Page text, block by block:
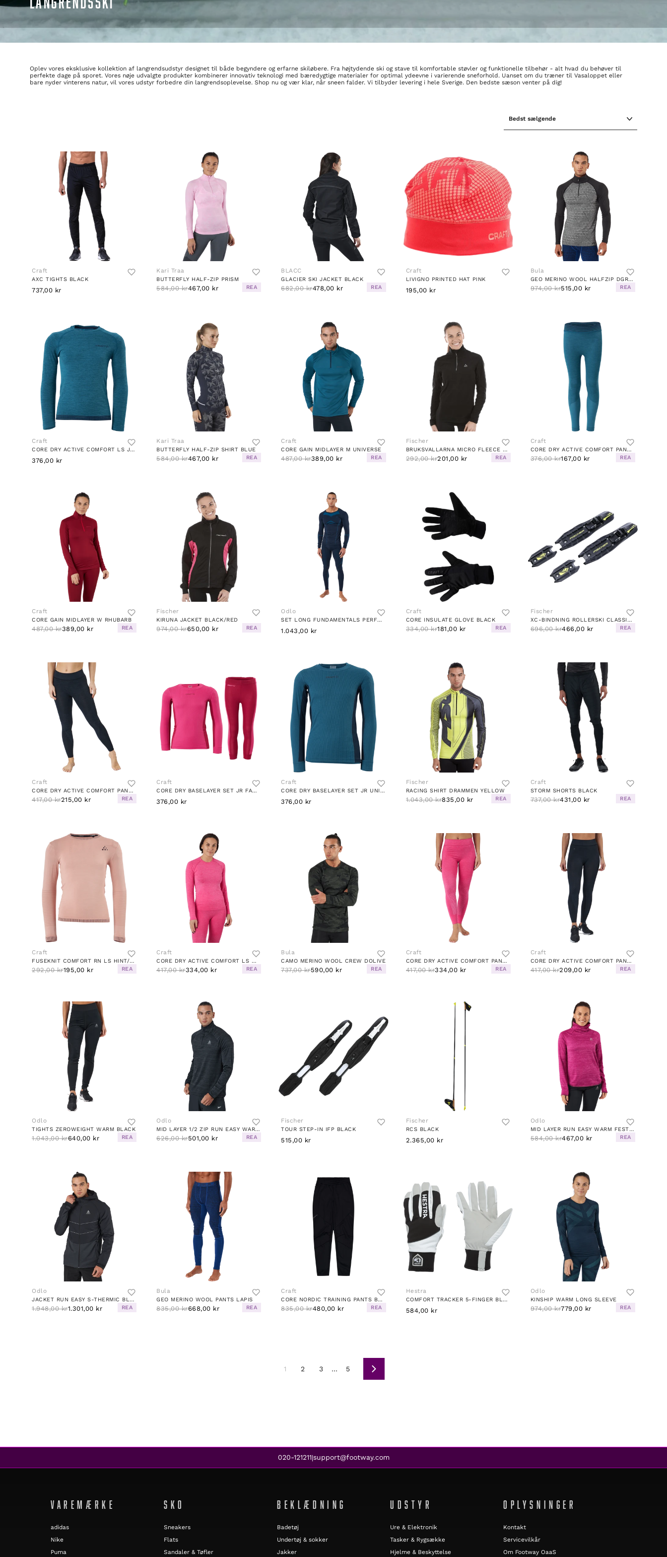
Oplev vores eksklusive kollektion af langrendsudstyr designet til både begyndere og erfarne skiløbere. Fra højtydende ski og stave til komfortable støvler og funktionelle tilbehør - alt hvad du behøver til
perfekte dage på sporet. Vores nøje udvalgte produkter kombinerer innovativ teknologi med bæredygtige materialer for optimal ydeevne i varierende sneforhold. Uanset om du træner til Vasaloppet eller
bare nyder vinterens natur, vil vores udstyr forbedre din langrendsoplevelse. Shop nu og vær klar, når sneen falder. Vi tilbyder levering i hele Sverige. Den bedste sæson venter på dig!
Craft
AXC TIGHTS BLACK
737,00 kr
Kari Traa
BUTTERFLY HALF-ZIP PRISM
584,00 kr467,00 kr REA
BLACC
GLACIER SKI JACKET BLACK
682,00 kr478,00 kr REA
Craft
LIVIGNO PRINTED HAT PINK
195,00 kr
Bula
GEO MERINO WOOL HALFZIP DGREY
974,00 kr515,00 kr REA
Craft
CORE DRY ACTIVE COMFORT LS JR UNIVERSE
376,00 kr
Kari Traa
BUTTERFLY HALF-ZIP SHIRT BLUE
584,00 kr467,00 kr REA
Craft
CORE GAIN MIDLAYER M UNIVERSE
487,00 kr389,00 kr REA
Fischer
BRUKSVALLARNA MICRO FLEECE BLACK
292,00 kr201,00 kr REA
Craft
CORE DRY ACTIVE COMFORT PANT J UNIVERSE
376,00 kr167,00 kr REA
Craft
CORE GAIN MIDLAYER W RHUBARB
487,00 kr389,00 kr REA
Fischer
KIRUNA JACKET BLACK/RED
974,00 kr650,00 kr REA
Odlo
SET LONG FUNDAMENTALS PERFORMA DARK SAPPHIRE - BLUE JEWEL
1.043,00 kr
Craft
CORE INSULATE GLOVE BLACK
334,00 kr181,00 kr REA
Fischer
XC-BINDNING ROLLERSKI CLASSIC BLACK
696,00 kr466,00 kr REA
Craft
CORE DRY ACTIVE COMFORT PANT W BLACK
417,00 kr215,00 kr REA
Craft
CORE DRY BASELAYER SET JR FAME-MACHINE
376,00 kr
Craft
CORE DRY BASELAYER SET JR UNIVERSE-BLAZE
376,00 kr
Fischer
RACING SHIRT DRAMMEN YELLOW
1.043,00 kr835,00 kr REA
Craft
STORM SHORTS BLACK
737,00 kr431,00 kr REA
Craft
FUSEKNIT COMFORT RN LS HINT/PEAK
292,00 kr195,00 kr REA
Craft
CORE DRY ACTIVE COMFORT LS W FAME
417,00 kr334,00 kr REA
Bula
CAMO MERINO WOOL CREW DOLIVE
737,00 kr590,00 kr REA
Craft
CORE DRY ACTIVE COMFORT PANT W FAME
417,00 kr334,00 kr REA
Craft
CORE DRY ACTIVE COMFORT PANT W BLACK
417,00 kr209,00 kr REA
Odlo
TIGHTS ZEROWEIGHT WARM BLACK
1.043,00 kr640,00 kr REA
Odlo
MID LAYER 1/2 ZIP RUN EASY WAR BLACK MELANGE
626,00 kr501,00 kr REA
Fischer
TOUR STEP-IN IFP BLACK
515,00 kr
Fischer
RCS BLACK
2.365,00 kr
Odlo
MID LAYER RUN EASY WARM FESTIVAL FUCHSIA MELANGE
584,00 kr467,00 kr REA
Odlo
JACKET RUN EASY S-THERMIC BLACK
1.948,00 kr1.301,00 kr REA
Bula
GEO MERINO WOOL PANTS LAPIS
835,00 kr668,00 kr REA
Craft
CORE NORDIC TRAINING PANTS BLACK
835,00 kr480,00 kr REA
Hestra
COMFORT TRACKER 5-FINGER BLACK/GREY
584,00 kr
Odlo
KINSHIP WARM LONG SLEEVE
974,00 kr779,00 kr REA
1 2 3 … 5 Næste
020-121211|support@footway.com
VAREMÆRKE
adidas
Nike
Puma
SKO
Sneakers
Flats
Sandaler & Tøfler
BEKLÆDNING
Badetøj
Undertøj & sokker
Jakker
UDSTYR
Ure & Elektronik
Tasker & Rygsække
Hjelme & Beskyttelse
OPLYSNINGER
Kontakt
Servicevilkår
Om Footway OaaS